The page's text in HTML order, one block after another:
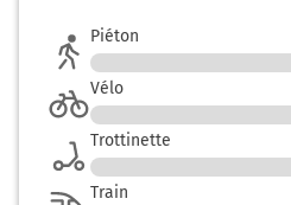
Piéton
Vélo
Trottinette
Train